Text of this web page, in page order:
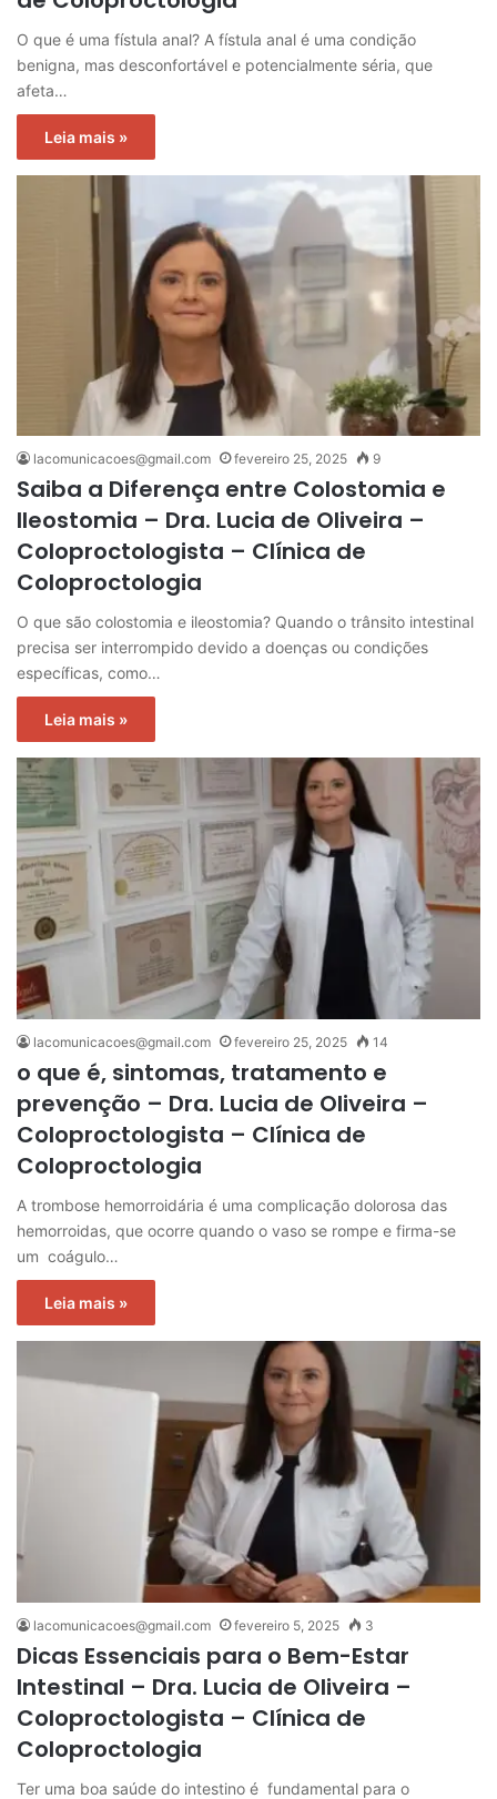
O que é uma fístula anal? A fístula anal é uma condição
benigna, mas desconfortável e potencialmente séria, que
afeta…
Leia mais »
lacomunicacoes@gmail.com fevereiro 25, 2025 9
Saiba a Diferença entre Colostomia e
Ileostomia – Dra. Lucia de Oliveira –
Coloproctologista – Clínica de
Coloproctologia
O que são colostomia e ileostomia? Quando o trânsito intestinal
precisa ser interrompido devido a doenças ou condições
específicas, como…
Leia mais »
lacomunicacoes@gmail.com fevereiro 25, 2025 14
o que é, sintomas, tratamento e
prevenção – Dra. Lucia de Oliveira –
Coloproctologista – Clínica de
Coloproctologia
A trombose hemorroidária é uma complicação dolorosa das
hemorroidas, que ocorre quando o vaso se rompe e firma-se
um coágulo…
Leia mais »
lacomunicacoes@gmail.com fevereiro 5, 2025 3
Dicas Essenciais para o Bem-Estar
Intestinal – Dra. Lucia de Oliveira –
Coloproctologista – Clínica de
Coloproctologia
Ter uma boa saúde do intestino é fundamental para o